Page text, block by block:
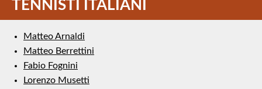
TENNISTI ITALIANI
Matteo Arnaldi
Matteo Berrettini
Fabio Fognini
Lorenzo Musetti